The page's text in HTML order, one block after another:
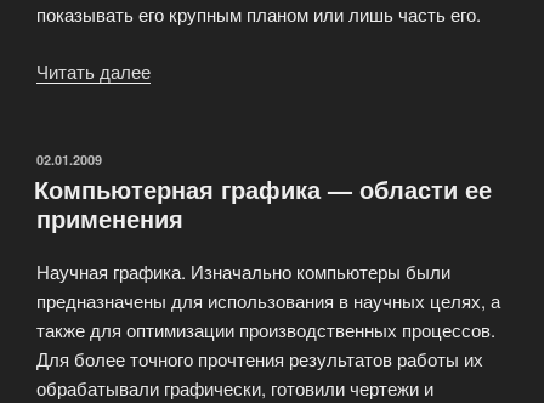
показывать его крупным планом или лишь часть его.
Читать далее
ОПУБЛИКОВАНО
02.01.2009
Компьютерная графика — области ее
применения
Научная графика. Изначально компьютеры были
предназначены для использования в научных целях, а
также для оптимизации производственных процессов.
Для более точного прочтения результатов работы их
обрабатывали графически, готовили чертежи и